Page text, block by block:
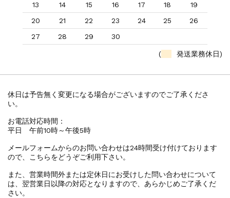
13
14 15 16 17 18
19
20
21 22 23 24 25
26
27
28 29 30
( 発送業務休日)
休日は予告無く変更になる場合がございますのでご了承くださ
い。
お電話対応時間：
平日 午前10時～午後5時
メールフォームからのお問い合わせは24時間受け付けております
ので、こちらをどうぞご利用下さい。
また、営業時間外または定休日にお受けした問い合わせについて
は、翌営業日以降の対応となりますので、あらかじめご了承くだ
さい。